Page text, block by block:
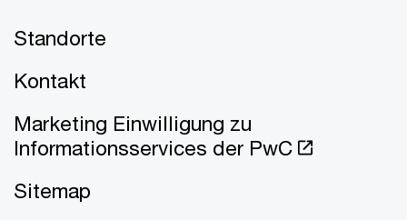
Standorte
Kontakt
Marketing Einwilligung zu
Informationsservices der PwC
Sitemap